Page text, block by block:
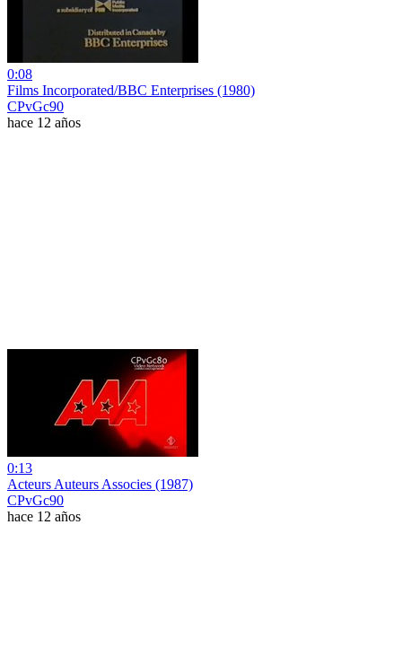
0:08
Films Incorporated/BBC Enterprises (1980)
CPvGc90
hace 12 años
0:13
Acteurs Auteurs Associes (1987)
CPvGc90
hace 12 años